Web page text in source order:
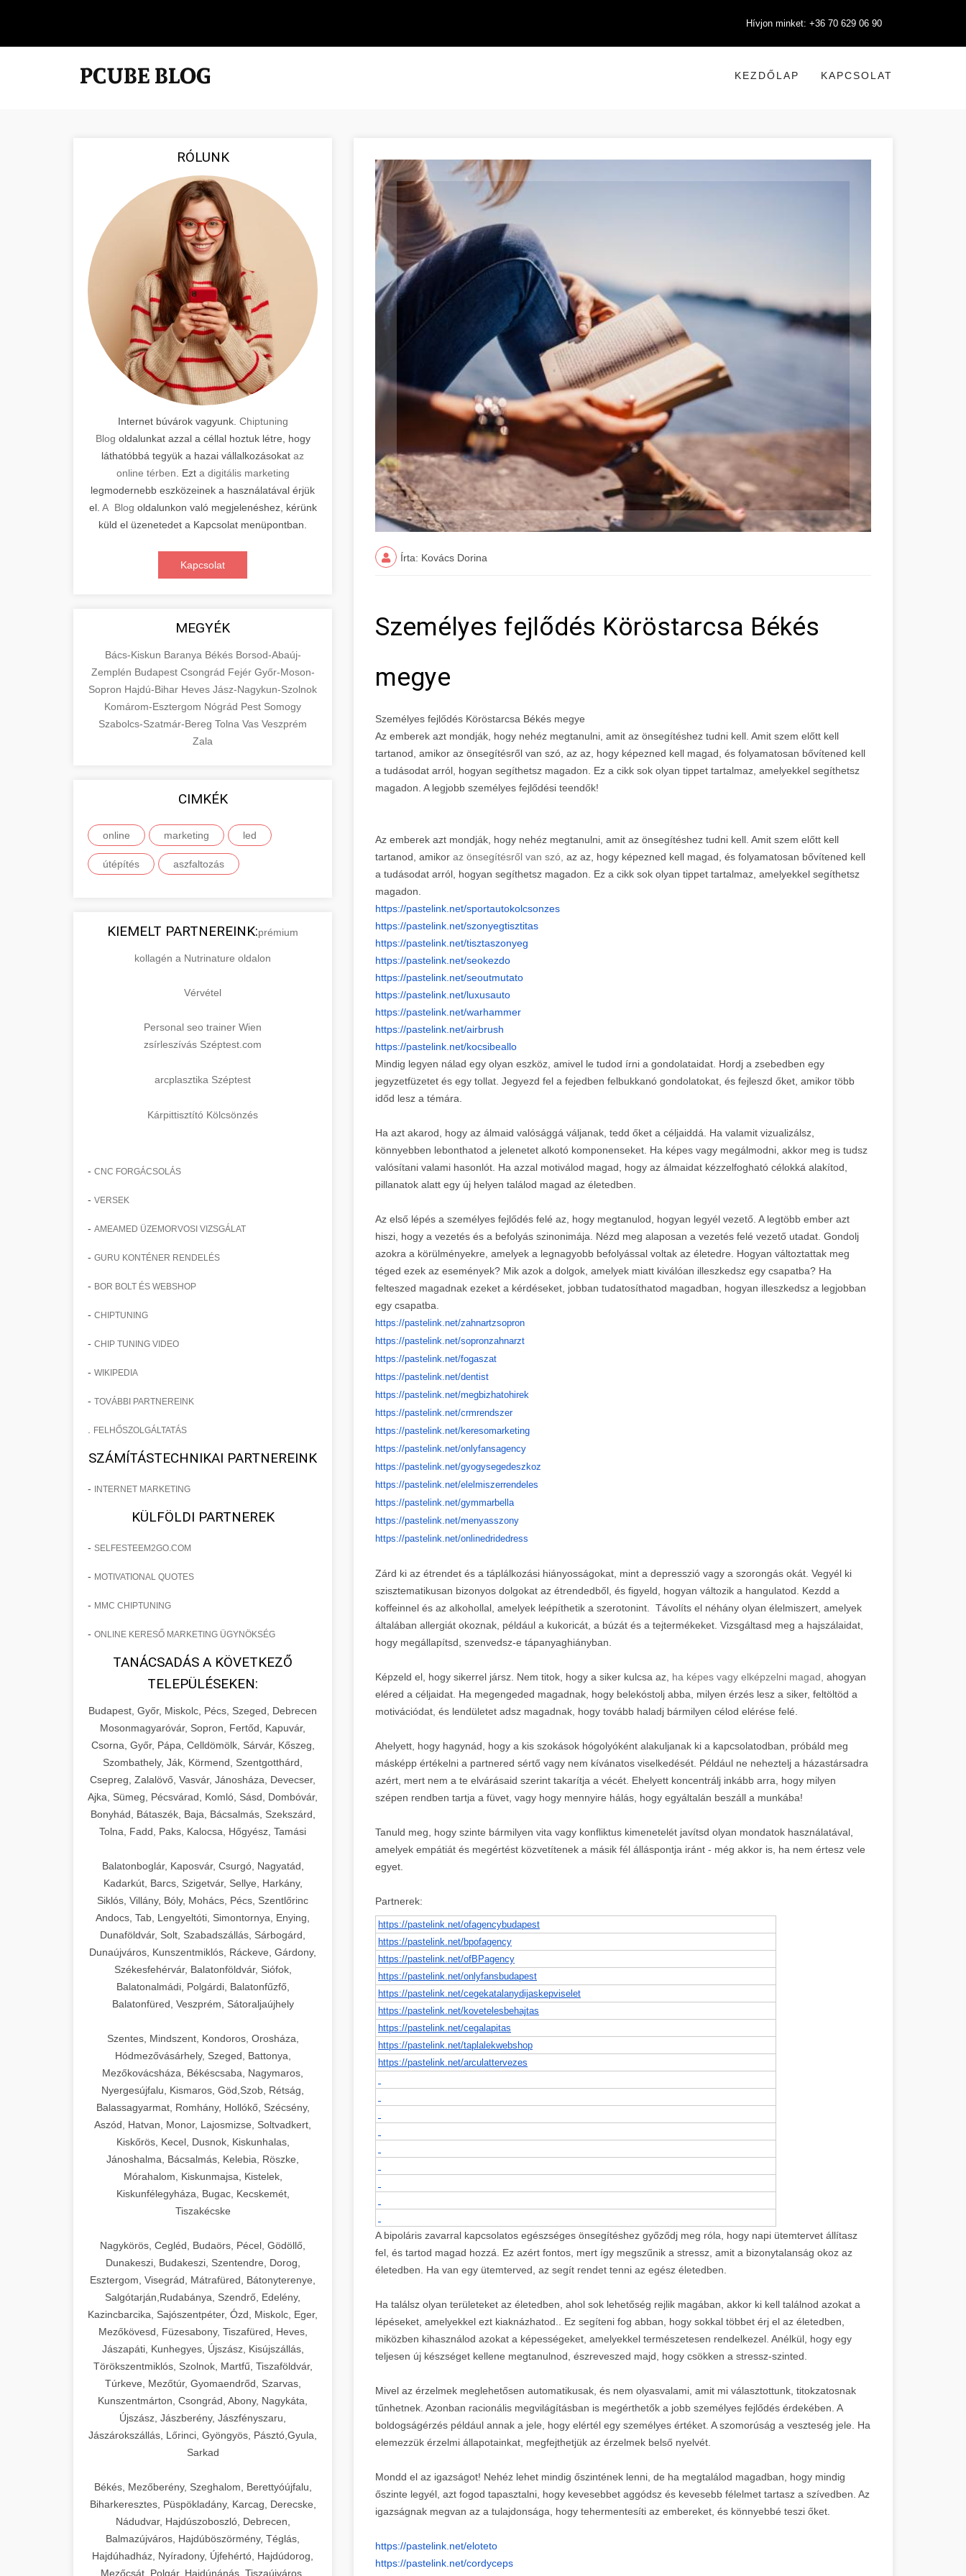
Hívjon minket: +36 70 629 06 90
KEZDŐLAP KAPCSOLAT
RÓLUNK
Internet búvárok vagyunk. Chiptuning
Blog oldalunkat azzal a céllal hoztuk létre, hogy
láthatóbbá tegyük a hazai vállalkozásokat az
online térben . Ezt a digitális marketing
legmodernebb eszközeinek a használatával érjük
el. A Blog oldalunkon való megjelenéshez, kérünk
küld el üzenetedet a Kapcsolat menüpontban.
Kapcsolat
MEGYÉK
Bács-Kiskun Baranya Békés Borsod-Abaúj-
Zemplén Budapest Csongrád Fejér Győr-Moson-
Sopron Hajdú-Bihar Heves Jász-Nagykun-Szolnok
Komárom-Esztergom Nógrád Pest Somogy
Szabolcs-Szatmár-Bereg Tolna Vas Veszprém
Zala
CIMKÉK
online marketing led
útépítés aszfaltozás
KIEMELT PARTNEREINK:prémium
kollagén a Nutrinature oldalon
Vérvétel
Personal seo trainer Wien
zsírleszívás Széptest.com
arcplasztika Széptest
Kárpittisztító Kölcsönzés
- CNC FORGÁCSOLÁS
- VERSEK
- AMEAMED ÜZEMORVOSI VIZSGÁLAT
- GURU KONTÉNER RENDELÉS
- BOR BOLT ÉS WEBSHOP
- CHIPTUNING
- CHIP TUNING VIDEO
- WIKIPEDIA
- TOVÁBBI PARTNEREINK
FELHŐSZOLGÁLTATÁS
SZÁMÍTÁSTECHNIKAI PARTNEREINK
- INTERNET MARKETING
KÜLFÖLDI PARTNEREK
- SELFESTEEM2GO.COM
- MOTIVATIONAL QUOTES
- MMC CHIPTUNING
- ONLINE KERESŐ MARKETING ÜGYNÖKSÉG
TANÁCSADÁS A KÖVETKEZŐ
TELEPÜLÉSEKEN:
Budapest, Győr, Miskolc, Pécs, Szeged, Debrecen
Mosonmagyaróvár, Sopron, Fertőd, Kapuvár,
Csorna, Győr, Pápa, Celldömölk, Sárvár, Kőszeg,
Szombathely, Ják, Körmend, Szentgotthárd,
Csepreg, Zalalövő, Vasvár, Jánosháza, Devecser,
Ajka, Sümeg, Pécsvárad, Komló, Sásd, Dombóvár,
Bonyhád, Bátaszék, Baja, Bácsalmás, Szekszárd,
Tolna, Fadd, Paks, Kalocsa, Hőgyész, Tamási
Balatonboglár, Kaposvár, Csurgó, Nagyatád,
Kadarkút, Barcs, Szigetvár, Sellye, Harkány,
Siklós, Villány, Bóly, Mohács, Pécs, Szentlőrinc
Andocs, Tab, Lengyeltóti, Simontornya, Enying,
Dunaföldvár, Solt, Szabadszállás, Sárbogárd,
Dunaújváros, Kunszentmiklós, Ráckeve, Gárdony,
Székesfehérvár, Balatonföldvár, Siófok,
Balatonalmádi, Polgárdi, Balatonfűzfő,
Balatonfüred, Veszprém, Sátoraljaújhely
Szentes, Mindszent, Kondoros, Orosháza,
Hódmezővásárhely, Szeged, Battonya,
Mezőkovácsháza, Békéscsaba, Nagymaros,
Nyergesújfalu, Kismaros, Göd,Szob, Rétság,
Balassagyarmat, Romhány, Hollókő, Szécsény,
Aszód, Hatvan, Monor, Lajosmizse, Soltvadkert,
Kiskőrös, Kecel, Dusnok, Kiskunhalas,
Jánoshalma, Bácsalmás, Kelebia, Röszke,
Mórahalom, Kiskunmajsa, Kistelek,
Kiskunfélegyháza, Bugac, Kecskemét,
Tiszakécske
Nagykörös, Cegléd, Budaörs, Pécel, Gödöllő,
Dunakeszi, Budakeszi, Szentendre, Dorog,
Esztergom, Visegrád, Mátrafüred, Bátonyterenye,
Salgótarján,Rudabánya, Szendrő, Edelény,
Kazincbarcika, Sajószentpéter, Ózd, Miskolc, Eger,
Mezőkövesd, Füzesabony, Tiszafüred, Heves,
Jászapáti, Kunhegyes, Újszász, Kisújszállás,
Törökszentmiklós, Szolnok, Martfű, Tiszaföldvár,
Túrkeve, Mezőtúr, Gyomaendrőd, Szarvas,
Kunszentmárton, Csongrád, Abony, Nagykáta,
Újszász, Jászberény, Jászfényszaru,
Jászárokszállás, Lőrinci, Gyöngyös, Pásztó,Gyula,
Sarkad
Békés, Mezőberény, Szeghalom, Berettyóújfalu,
Biharkeresztes, Püspökladány, Karcag, Derecske,
Nádudvar, Hajdúszoboszló, Debrecen,
Balmazújváros, Hajdúböszörmény, Téglás,
Hajdúhadház, Nyíradony, Újfehértó, Hajdúdorog,
Mezőcsát, Polgár, Hajdúnánás, Tiszaújváros,
Írta: Kovács Dorina
Személyes fejlődés Köröstarcsa Békés
megye
Személyes fejlődés Köröstarcsa Békés megye
Az emberek azt mondják, hogy nehéz megtanulni, amit az önsegítéshez tudni kell. Amit szem előtt kell
tartanod, amikor az önsegítésről van szó, az az, hogy képezned kell magad, és folyamatosan bővítened kell
a tudásodat arról, hogyan segíthetsz magadon. Ez a cikk sok olyan tippet tartalmaz, amelyekkel segíthetsz
magadon. A legjobb személyes fejlődési teendők!
Az emberek azt mondják, hogy nehéz megtanulni, amit az önsegítéshez tudni kell. Amit szem előtt kell
tartanod, amikor az önsegítésről van szó, az az, hogy képezned kell magad, és folyamatosan bővítened kell
a tudásodat arról, hogyan segíthetsz magadon. Ez a cikk sok olyan tippet tartalmaz, amelyekkel segíthetsz
magadon.
https://pastelink.net/sportautokolcsonzes
https://pastelink.net/szonyegtisztitas
https://pastelink.net/tisztaszonyeg
https://pastelink.net/seokezdo
https://pastelink.net/seoutmutato
https://pastelink.net/luxusauto
https://pastelink.net/warhammer
https://pastelink.net/airbrush
https://pastelink.net/kocsibeallo
Mindig legyen nálad egy olyan eszköz, amivel le tudod írni a gondolataidat. Hordj a zsebedben egy
jegyzetfüzetet és egy tollat. Jegyezd fel a fejedben felbukkanó gondolatokat, és fejleszd őket, amikor több
időd lesz a témára.
Ha azt akarod, hogy az álmaid valósággá váljanak, tedd őket a céljaiddá. Ha valamit vizualizálsz,
könnyebben lebonthatod a jelenetet alkotó komponenseket. Ha képes vagy megálmodni, akkor meg is tudsz
valósítani valami hasonlót. Ha azzal motiválod magad, hogy az álmaidat kézzelfogható célokká alakítod,
pillanatok alatt egy új helyen találod magad az életedben.
Az első lépés a személyes fejlődés felé az, hogy megtanulod, hogyan legyél vezető. A legtöbb ember azt
hiszi, hogy a vezetés és a befolyás szinonimája. Nézd meg alaposan a vezetés felé vezető utadat. Gondolj
azokra a körülményekre, amelyek a legnagyobb befolyással voltak az életedre. Hogyan változtattak meg
téged ezek az események? Mik azok a dolgok, amelyek miatt kiválóan illeszkedsz egy csapatba? Ha
felteszed magadnak ezeket a kérdéseket, jobban tudatosíthatod magadban, hogyan illeszkedsz a legjobban
egy csapatba.
https://pastelink.net/zahnartzsopron
https://pastelink.net/sopronzahnarzt
https://pastelink.net/fogaszat
https://pastelink.net/dentist
https://pastelink.net/megbizhatohirek
https://pastelink.net/crmrendszer
https://pastelink.net/keresomarketing
https://pastelink.net/onlyfansagency
https://pastelink.net/gyogysegedeszkoz
https://pastelink.net/elelmiszerrendeles
https://pastelink.net/gymmarbella
https://pastelink.net/menyasszony
https://pastelink.net/onlinedridedress
Zárd ki az étrendet és a táplálkozási hiányosságokat, mint a depresszió vagy a szorongás okát. Vegyél ki
szisztematikusan bizonyos dolgokat az étrendedből, és figyeld, hogyan változik a hangulatod. Kezdd a
koffeinnel és az alkohollal, amelyek leépíthetik a szerotonint. Távolíts el néhány olyan élelmiszert, amelyek
általában allergiát okoznak, például a kukoricát, a búzát és a tejtermékeket. Vizsgáltasd meg a hajszálaidat,
hogy megállapítsd, szenvedsz-e tápanyaghiányban.
Képzeld el, hogy sikerrel jársz. Nem titok, hogy a siker kulcsa az, ha képes vagy elképzelni magad, ahogyan
eléred a céljaidat. Ha megengeded magadnak, hogy belekóstolj abba, milyen érzés lesz a siker, feltöltöd a
motivációdat, és lendületet adsz magadnak, hogy tovább haladj bármilyen célod elérése felé.
Ahelyett, hogy hagynád, hogy a kis szokások hógolyóként alakuljanak ki a kapcsolatodban, próbáld meg
másképp értékelni a partnered sértő vagy nem kívánatos viselkedését. Például ne neheztelj a házastársadra
azért, mert nem a te elvárásaid szerint takarítja a vécét. Ehelyett koncentrálj inkább arra, hogy milyen
szépen rendben tartja a füvet, vagy hogy mennyire hálás, hogy egyáltalán beszáll a munkába!
Tanuld meg, hogy szinte bármilyen vita vagy konfliktus kimenetelét javítsd olyan mondatok használatával,
amelyek empátiát és megértést közvetítenek a másik fél álláspontja iránt - még akkor is, ha nem értesz vele
egyet.
Partnerek:
https://pastelink.net/ofagencybudapest
https://pastelink.net/bpofagency
https://pastelink.net/ofBPagency
https://pastelink.net/onlyfansbudapest
https://pastelink.net/cegekatalanydijaskepviselet
https://pastelink.net/kovetelesbehajtas
https://pastelink.net/cegalapitas
https://pastelink.net/taplalekwebshop
https://pastelink.net/arculattervezes
A bipoláris zavarral kapcsolatos egészséges önsegítéshez győződj meg róla, hogy napi ütemtervet állítasz
fel, és tartod magad hozzá. Ez azért fontos, mert így megszűnik a stressz, amit a bizonytalanság okoz az
életedben. Ha van egy ütemterved, az segít rendet tenni az egész életedben.
Ha találsz olyan területeket az életedben, ahol sok lehetőség rejlik magában, akkor ki kell találnod azokat a
lépéseket, amelyekkel ezt kiaknázhatod.. Ez segíteni fog abban, hogy sokkal többet érj el az életedben,
miközben kihasználod azokat a képességeket, amelyekkel természetesen rendelkezel. Anélkül, hogy egy
teljesen új készséget kellene megtanulnod, észreveszed majd, hogy csökken a stressz-szinted.
Mivel az érzelmek meglehetősen automatikusak, és nem olyasvalami, amit mi választottunk, titokzatosnak
tűnhetnek. Azonban racionális megvilágításban is megérthetők a jobb személyes fejlődés érdekében. A
boldogságérzés például annak a jele, hogy elértél egy személyes értéket. A szomorúság a veszteség jele. Ha
elemezzük érzelmi állapotainkat, megfejthetjük az érzelmek belső nyelvét.
Mondd el az igazságot! Nehéz lehet mindig őszintének lenni, de ha megtalálod magadban, hogy mindig
őszinte legyél, azt fogod tapasztalni, hogy kevesebbet aggódsz és kevesebb félelmet tartasz a szívedben. Az
igazságnak megvan az a tulajdonsága, hogy tehermentesíti az embereket, és könnyebbé teszi őket.
https://pastelink.net/eloteto
https://pastelink.net/cordyceps